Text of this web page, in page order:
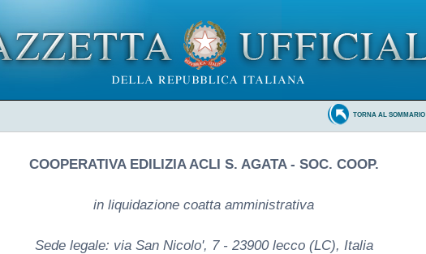
TORNA AL SOMMARIO
COOPERATIVA EDILIZIA ACLI S. AGATA - SOC. COOP.
in liquidazione coatta amministrativa
Sede legale: via San Nicolo', 7 - 23900 lecco (LC), Italia